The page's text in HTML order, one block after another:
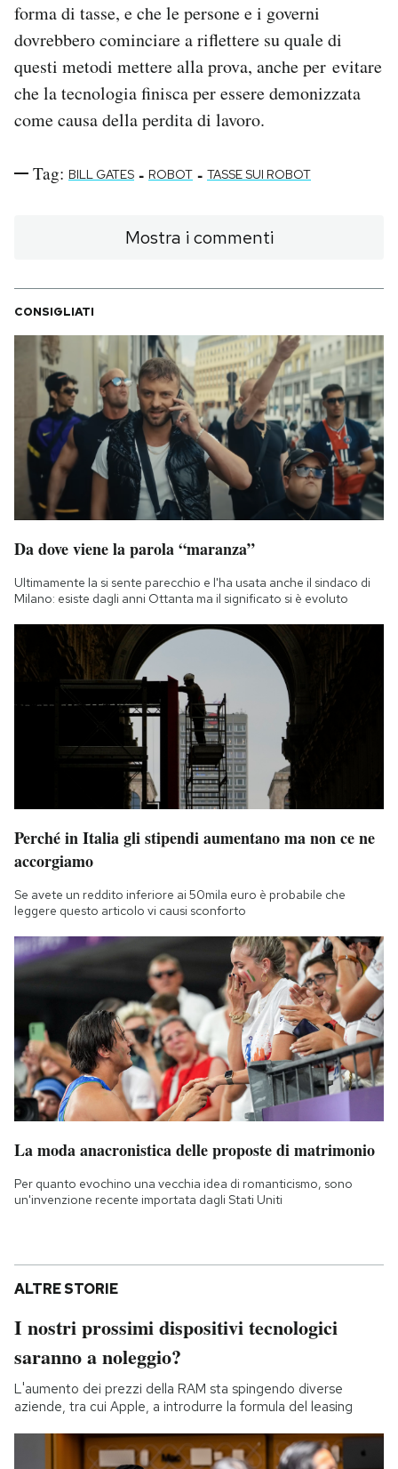
forma di tasse, e che le persone e i governi
dovrebbero cominciare a riflettere su quale di
questi metodi mettere alla prova, anche per evitare
che la tecnologia finisca per essere demonizzata
come causa della perdita di lavoro.
Tag: BILL GATES - ROBOT - TASSE SUI ROBOT
Mostra i commenti
CONSIGLIATI
Da dove viene la parola “maranza”
Ultimamente la si sente parecchio e l'ha usata anche il sindaco di
Milano: esiste dagli anni Ottanta ma il significato si è evoluto
Perché in Italia gli stipendi aumentano ma non ce ne
accorgiamo
Se avete un reddito inferiore ai 50mila euro è probabile che
leggere questo articolo vi causi sconforto
La moda anacronistica delle proposte di matrimonio
Per quanto evochino una vecchia idea di romanticismo, sono
un'invenzione recente importata dagli Stati Uniti
ALTRE STORIE
I nostri prossimi dispositivi tecnologici
saranno a noleggio?
L'aumento dei prezzi della RAM sta spingendo diverse
aziende, tra cui Apple, a introdurre la formula del leasing